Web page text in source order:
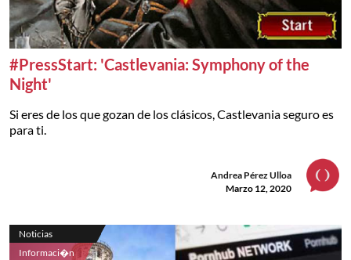
#PressStart: 'Castlevania: Symphony of the
Night'
Si eres de los que gozan de los clásicos, Castlevania seguro es
para ti.
Andrea Pérez Ulloa
Marzo 12, 2020
Noticias
Informaci�n